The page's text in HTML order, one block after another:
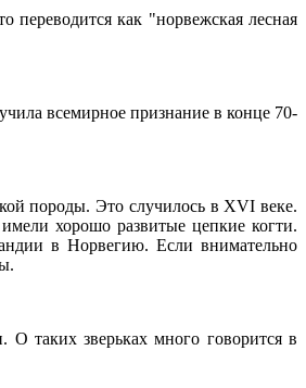
переводится как "норвежская лесная
всемирное признание в конце 70-
породы. Это случилось в XVI веке.
хорошо развитые цепкие когти.
в Норвегию. Если внимательно
таких зверьках много говорится в